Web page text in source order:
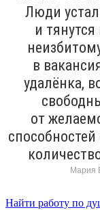
Люди
и
в
удалёнка,
от
Мария
Найти работу по